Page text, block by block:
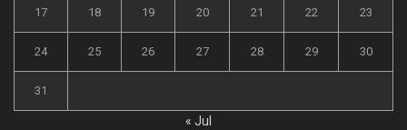
17 18 19 20 21 22 23
24 25 26 27 28 29 30
31
« Jul